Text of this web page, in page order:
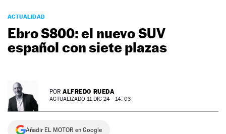
PODCAST
MOTOS
TECNOLOGÍA
SUPERCOCHES
PREMIOS
SERVICIOS
ACTUALIDAD
Ebro S800: el nuevo SUV
español con siete plazas
POR ALFREDO RUEDA
ACTUALIZADO 11 DIC 24 - 14: 03
Añadir EL MOTOR en Google